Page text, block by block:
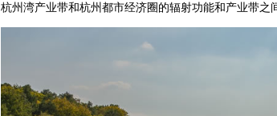
杭州湾产业带和杭州都市经济圈的辐射功能和产业带之